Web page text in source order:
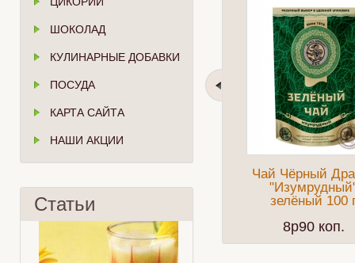
ШОКОЛАД
КУЛИНАРНЫЕ ДОБАВКИ
ПОСУДА
КАРТА САЙТА
НАШИ АКЦИИ
Статьи
Чай Чёрный
зелёный 100
8p90 коп.